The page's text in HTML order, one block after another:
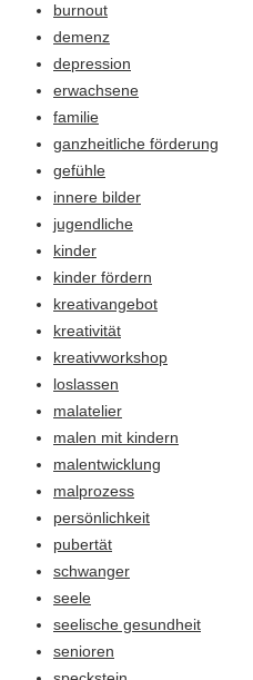
burnout
demenz
depression
erwachsene
familie
ganzheitliche förderung
gefühle
innere bilder
jugendliche
kinder
kinder fördern
kreativangebot
kreativität
kreativworkshop
loslassen
malatelier
malen mit kindern
malentwicklung
malprozess
persönlichkeit
pubertät
schwanger
seele
seelische gesundheit
senioren